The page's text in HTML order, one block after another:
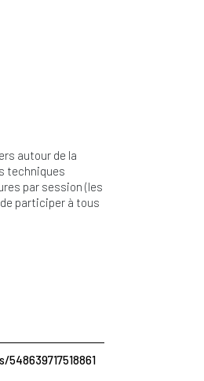
autour de la
techniques
par session (les
participer à tous